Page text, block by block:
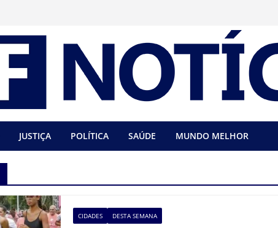
JUSTIÇA POLÍTICA SAÚDE MUNDO MELHOR
CIDADES DESTA SEMANA